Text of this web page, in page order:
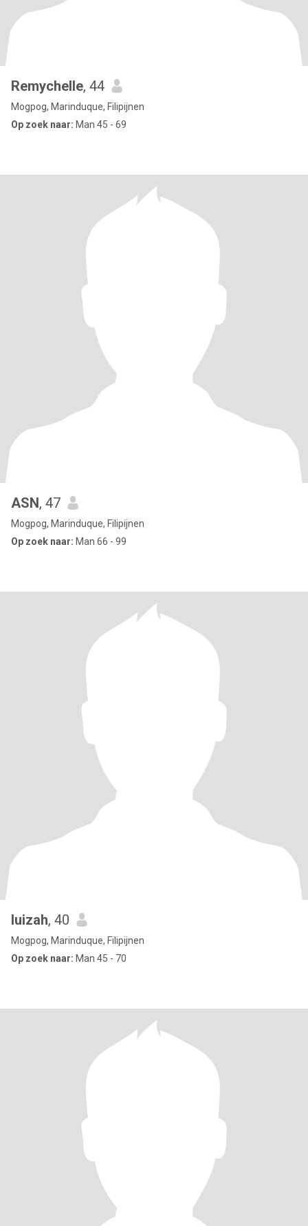
Remychelle, 44
Mogpog, Marinduque, Filipijnen
Op zoek naar: Man 45 - 69
ASN, 47
Mogpog, Marinduque, Filipijnen
Op zoek naar: Man 66 - 99
luizah, 40
Mogpog, Marinduque, Filipijnen
Op zoek naar: Man 45 - 70